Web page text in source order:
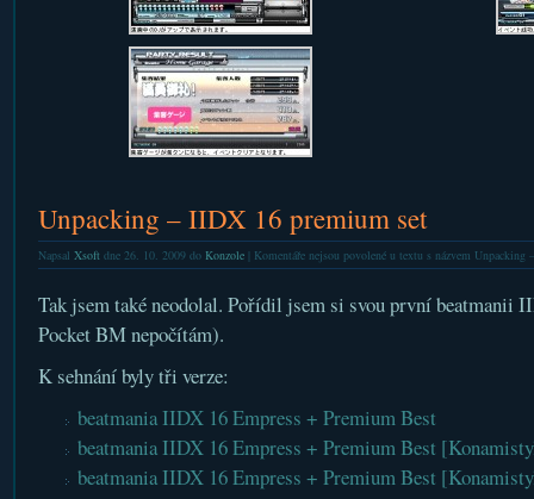
Unpacking – IIDX 16 premium set
Napsal Xsoftdne 26. 10. 2009 do Konzole| Komentáře nejsou povolenéu textu s názvem Unpacking
Tak jsem také neodolal. Pořídil jsem si svou první beatmanii
Pocket BM nepočítám).
K sehnání byly tři verze:
beatmania IIDX 16 Empress + Premium Best
beatmania IIDX 16 Empress + Premium Best
beatmania IIDX 16 Empress + Premium Best